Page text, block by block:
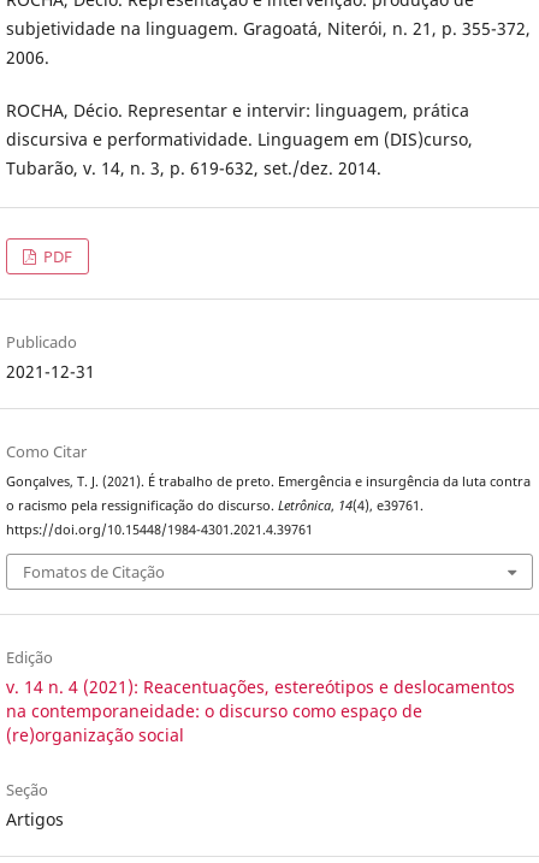
subjetividade na linguagem. Gragoatá, Niterói, n. 21, p. 355-372,
2006.
ROCHA, Décio. Representar e intervir: linguagem, prática
discursiva e performatividade. Linguagem em (DIS)curso,
Tubarão, v. 14, n. 3, p. 619-632, set./dez. 2014.
PDF
Publicado
2021-12-31
Como Citar
Gonçalves, T. J. (2021). É trabalho de preto. Emergência e insurgência da luta contra
o racismo pela ressignificação do discurso. Letrônica, 14(4), e39761.
https://doi.org/10.15448/1984-4301.2021.4.39761
Fomatos de Citação
Edição
v. 14 n. 4 (2021): Reacentuações, estereótipos e deslocamentos
na contemporaneidade: o discurso como espaço de
(re)organização social
Seção
Artigos